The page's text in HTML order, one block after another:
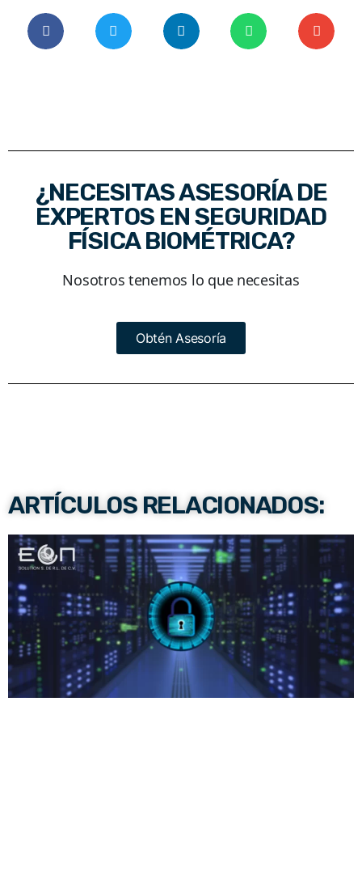
¿NECESITAS ASESORÍA DE
EXPERTOS EN SEGURIDAD
FÍSICA BIOMÉTRICA?
Nosotros tenemos lo que necesitas
Obtén Asesoría
ARTÍCULOS RELACIONADOS: